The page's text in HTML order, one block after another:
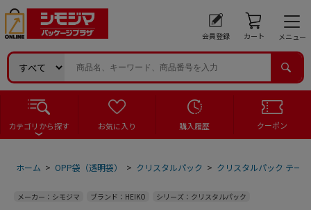
会員登録 カート メニュー
カテゴリから探す お気に入り 購入履歴 クーポン
ホーム > OPP袋（透明袋） > クリスタルパック > クリスタルパック テー
メーカー：シモジマ ブランド：HEIKO シリーズ：クリスタルパック